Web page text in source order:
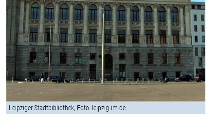
Leipziger Stadtbibliothek, Foto: leipzig-im.de